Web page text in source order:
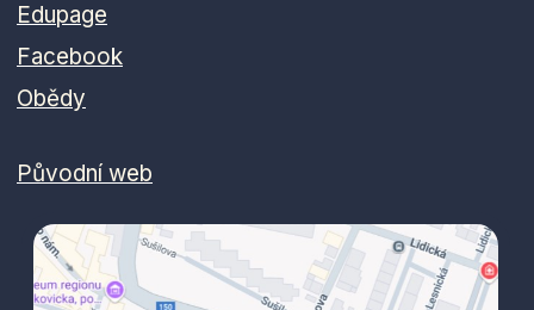
Edupage
Facebook
Obědy
Původní web